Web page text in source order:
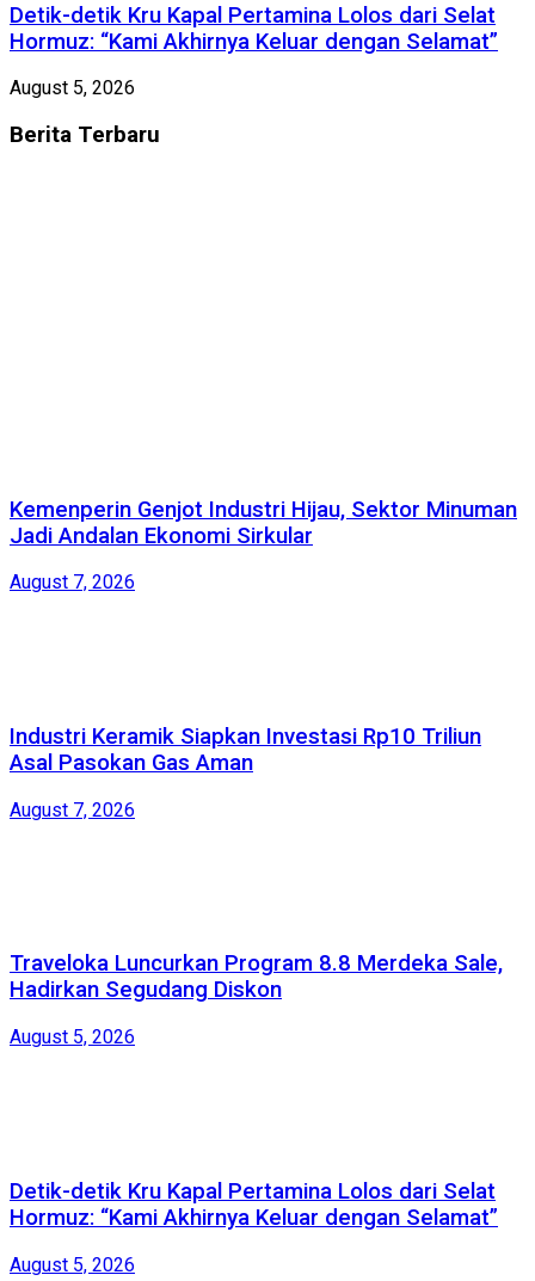
Detik-detik Kru Kapal Pertamina Lolos dari Selat
Hormuz: “Kami Akhirnya Keluar dengan Selamat”
August 5, 2026
Berita Terbaru
Kemenperin Genjot Industri Hijau, Sektor Minuman
Jadi Andalan Ekonomi Sirkular
August 7, 2026
Industri Keramik Siapkan Investasi Rp10 Triliun
Asal Pasokan Gas Aman
August 7, 2026
Traveloka Luncurkan Program 8.8 Merdeka Sale,
Hadirkan Segudang Diskon
August 5, 2026
Detik-detik Kru Kapal Pertamina Lolos dari Selat
Hormuz: “Kami Akhirnya Keluar dengan Selamat”
August 5, 2026